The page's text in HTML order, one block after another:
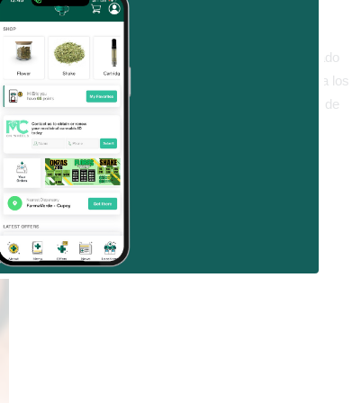
secas de cannabis, sus efectos, métodos de
marcas más populares disponibles en el mercado
de Puerto Rico. Este contenido está destinado a los
visitantes de
, una cadena premier de
tiendas de cannabis en Puerto rico.